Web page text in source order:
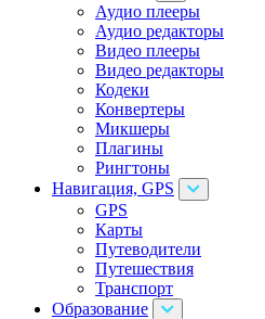
Аудио плееры
Аудио редакторы
Видео плееры
Видео редакторы
Кодеки
Конвертеры
Микшеры
Плагины
Рингтоны
Навигация, GPS
GPS
Карты
Путеводители
Путешествия
Транспорт
Образование